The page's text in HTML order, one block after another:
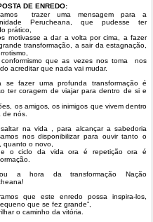
DE ENREDO:
trazer uma mensagem para a
Perucheana, que pudesse ter
prático,
motivasse a dar a volta por cima, a fazer
transformação, a sair da estagnação,
que as vezes nos toma nos
acreditar que nada vai mudar.
se fazer uma profunda transformação é
ter coragem de viajar para dentro de si e
os amigos, os inimigos que vivem dentro
de nós.
na vida , para alcançar a sabedoria
nos disponibilizar para ouvir tanto o
quanto o novo,
o ciclo da vida ora é repetição ora é
a hora da transformação Nação
que este enredo possa inspira-los,
que se fez grande”,
o caminho da vitória.